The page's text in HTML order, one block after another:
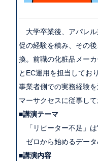
大学卒業後、アパレル
促の経験を積み、その
換。前職の化粧品メー
とEC運用を担当してお
事業者側での実務経験
マーサクセスに従事して
■講演テーマ
「リピーター不足」は
ゼロから始めるデータ
■講演内容